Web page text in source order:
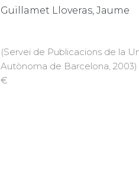
Guillamet Lloveras, Jaume
(Servei de Publicacions de la
Autònoma de Barcelona, 2003) ·
€